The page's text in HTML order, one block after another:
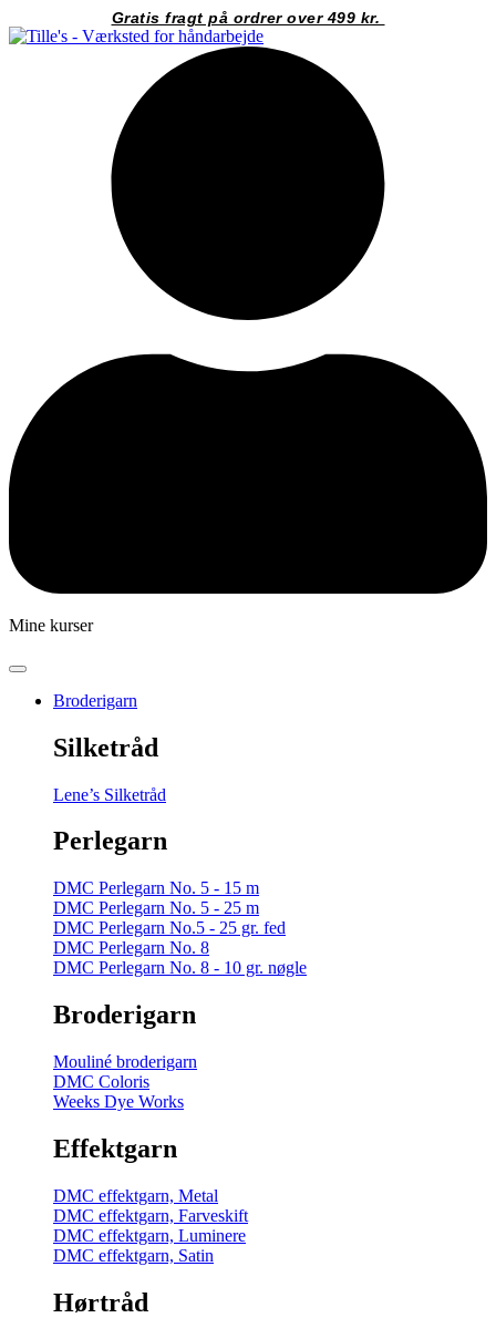
til
Gratis fragt på ordrer over 499 kr.
Mine kurser
Broderigarn
Silketråd
Lene’s Silketråd
Perlegarn
DMC Perlegarn No. 5 - 15 m
DMC Perlegarn No. 5 - 25 m
DMC Perlegarn No.5 - 25 gr. fed
DMC Perlegarn No. 8
DMC Perlegarn No. 8 - 10 gr. nøgle
Broderigarn
Mouliné broderigarn
DMC Coloris
Weeks Dye Works
Effektgarn
DMC effektgarn, Metal
DMC effektgarn, Farveskift
DMC effektgarn, Luminere
DMC effektgarn, Satin
Hørtråd